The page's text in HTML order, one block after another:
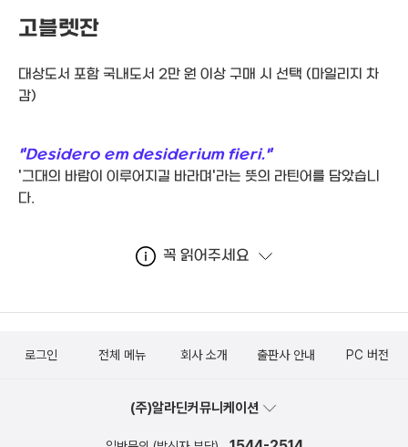
고블렛잔
대상도서 포함 국내도서 2만 원 이상 구매 시 선택 (마일리지 차
감)
"Desidero em desiderium fieri."
'그대의 바람이 이루어지길 바라며'라는 뜻의 라틴어를 담았습니
다.
꼭 읽어주세요
로그인 전체 메뉴 회사 소개 출판사 안내 PC 버전
(주)알라딘커뮤니케이션